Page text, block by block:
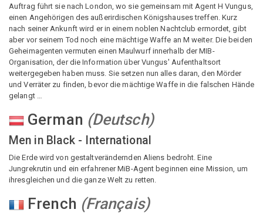
Auftrag führt sie nach London, wo sie gemeinsam mit Agent H Vungus,
einen Angehörigen des außerirdischen Königshauses treffen. Kurz
nach seiner Ankunft wird er in einem noblen Nachtclub ermordet, gibt
aber vor seinem Tod noch eine mächtige Waffe an M weiter. Die beiden
Geheimagenten vermuten einen Maulwurf innerhalb der MIB-
Organisation, der die Information über Vungus' Aufenthaltsort
weitergegeben haben muss. Sie setzen nun alles daran, den Mörder
und Verräter zu finden, bevor die mächtige Waffe in die falschen Hände
gelangt …
German (Deutsch)
Men in Black - International
Die Erde wird von gestaltverändernden Aliens bedroht. Eine
Jungrekrutin und ein erfahrener MiB-Agent beginnen eine Mission, um
ihresgleichen und die ganze Welt zu retten.
French (Français)